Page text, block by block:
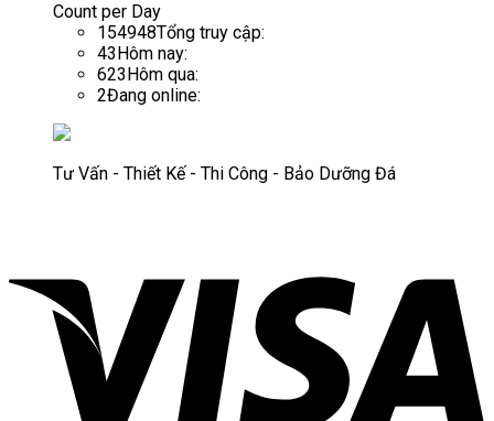
Count per Day
154948Tổng truy cập:
43 Hôm nay:
623 Hôm qua:
2Đang online:
Tư Vấn - Thiết Kế - Thi Công - Bảo Dưỡng Đá